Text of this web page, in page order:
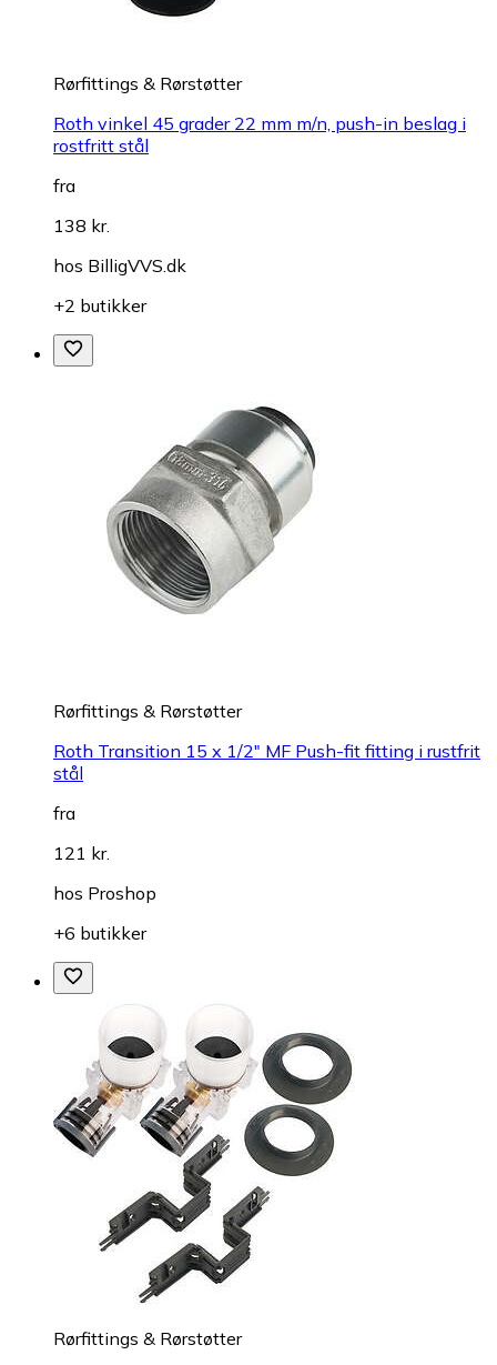
Rørfittings & Rørstøtter
Roth vinkel 45 grader 22 mm m/n, push-in beslag i
rostfritt stål
fra
138 kr.
hos BilligVVS.dk
+2 butikker
Rørfittings & Rørstøtter
Roth Transition 15 x 1/2" MF Push-fit fitting i rustfrit
stål
fra
121 kr.
hos Proshop
+6 butikker
Rørfittings & Rørstøtter